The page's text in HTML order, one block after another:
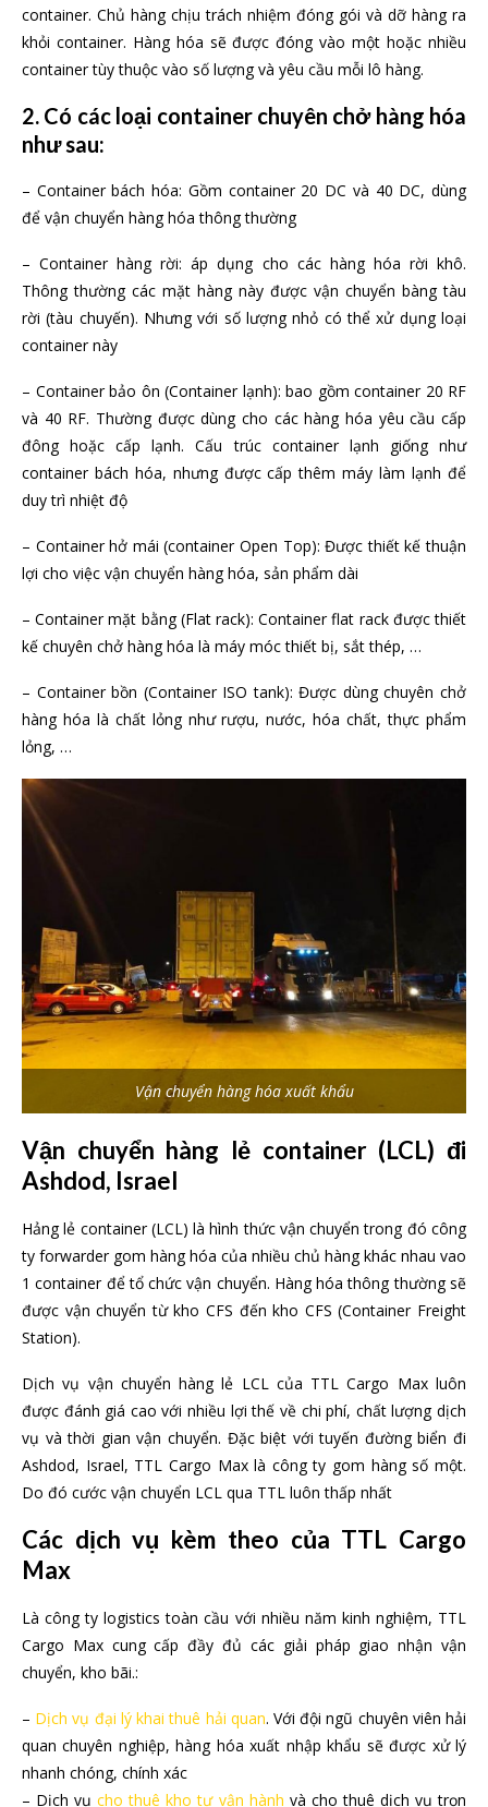
container. Chủ hàng chịu trách nhiệm đóng gói và dỡ hàng ra
khỏi container. Hàng hóa sẽ được đóng vào một hoặc nhiều
container tùy thuộc vào số lượng và yêu cầu mỗi lô hàng.
2. Có các loại container chuyên chở hàng hóa
như sau:
– Container bách hóa: Gồm container 20 DC và 40 DC, dùng
để vận chuyển hàng hóa thông thường
– Container hàng rời: áp dụng cho các hàng hóa rời khô.
Thông thường các mặt hàng này được vận chuyển bàng tàu
rời (tàu chuyến). Nhưng với số lượng nhỏ có thể xử dụng loại
container này
– Container bảo ôn (Container lạnh): bao gồm container 20 RF
và 40 RF. Thường được dùng cho các hàng hóa yêu cầu cấp
đông hoặc cấp lạnh. Cấu trúc container lạnh giống như
container bách hóa, nhưng được cấp thêm máy làm lạnh để
duy trì nhiệt độ
– Container hở mái (container Open Top): Được thiết kế thuận
lợi cho việc vận chuyển hàng hóa, sản phẩm dài
– Container mặt bằng (Flat rack): Container flat rack được thiết
kế chuyên chở hàng hóa là máy móc thiết bị, sắt thép, …
– Container bồn (Container ISO tank): Được dùng chuyên chở
hàng hóa là chất lỏng như rượu, nước, hóa chất, thực phẩm
lỏng, …
Vận chuyển hàng hóa xuất khẩu
Vận chuyển hàng lẻ container (LCL) đi
Ashdod, Israel
Hảng lẻ container (LCL) là hình thức vận chuyển trong đó công
ty forwarder gom hàng hóa của nhiều chủ hàng khác nhau vao
1 container để tổ chức vận chuyển. Hàng hóa thông thường sẽ
được vận chuyển từ kho CFS đến kho CFS (Container Freight
Station).
Dịch vụ vận chuyển hàng lẻ LCL của TTL Cargo Max luôn
được đánh giá cao với nhiều lợi thế về chi phí, chất lượng dịch
vụ và thời gian vận chuyển. Đặc biệt với tuyến đường biển đi
Ashdod, Israel, TTL Cargo Max là công ty gom hàng số một.
Do đó cước vận chuyển LCL qua TTL luôn thấp nhất
Các dịch vụ kèm theo của TTL Cargo
Max
Là công ty logistics toàn cầu với nhiều năm kinh nghiệm, TTL
Cargo Max cung cấp đầy đủ các giải pháp giao nhận vận
chuyển, kho bãi.:
– Dịch vụ đại lý khai thuê hải quan. Với đội ngũ chuyên viên hải
quan chuyên nghiệp, hàng hóa xuất nhập khẩu sẽ được xử lý
nhanh chóng, chính xác
– Dịch vụcho thuê kho tự vận hành và cho thuê dịch vụ trọn